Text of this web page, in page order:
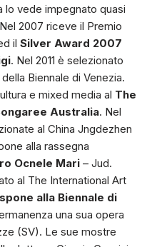
lo vede impegnato quasi
2007 riceve il Premio
il Silver Award 2007
. Nel 2011 è selezionato
Biennale di Venezia.
e mixed media al The
Australia. Nel
al China Jngdezhen
alla rassegna
Ocnele Mari – Jud.
al The International Art
alla Biennale di
una sua opera
(SV). Le sue mostre